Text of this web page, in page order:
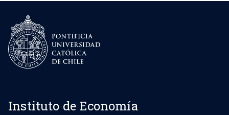
Instituto de Economía